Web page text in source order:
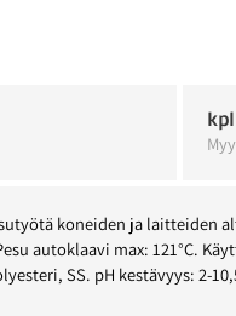
kpl
koneiden ja laitteiden
autoklaavi max: 121°C.
SS. pH kestävyys: 2-